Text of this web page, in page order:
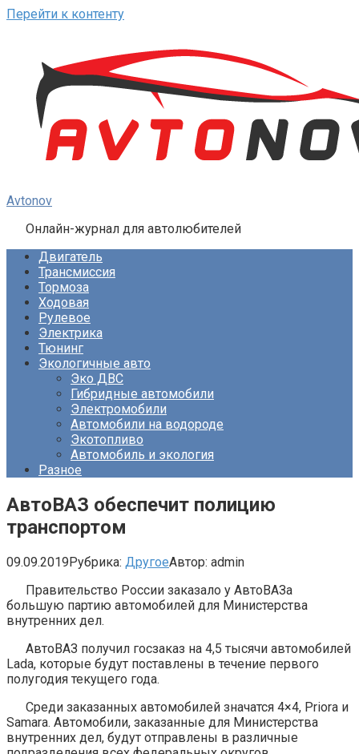
Перейти к контенту
Avtonov
Онлайн-журнал для автолюбителей
Двигатель
Трансмиссия
Тормоза
Ходовая
Рулевое
Электрика
Тюнинг
Экологичные авто
Эко ДВС
Гибридные автомобили
Электромобили
Автомобили на водороде
Экотопливо
Автомобиль и экология
Разное
АвтоВАЗ обеспечит полицию
транспортом
09.09.2019Рубрика: ДругоеАвтор: admin
Правительство России заказало у АвтоВАЗа
большую партию автомобилей для Министерства
внутренних дел.
АвтоВАЗ получил госзаказ на 4,5 тысячи автомобилей
Lada, которые будут поставлены в течение первого
полугодия текущего года.
Среди заказанных автомобилей значатся 4×4, Priora и
Samara. Автомобили, заказанные для Министерства
внутренних дел, будут отправлены в различные